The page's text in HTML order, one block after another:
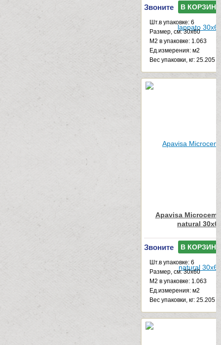
Звоните В КОРЗИНУ
Шт.в упаковке: 6
Размер, см: 30x60
М2 в упаковке: 1.063
Ед.измерения: м2
Веc упаковки, кг: 25.205
Apavisa
natural
Звоните В КОРЗИНУ
Шт.в упаковке: 6
Размер, см: 30x60
М2 в упаковке: 1.063
Ед.измерения: м2
Веc упаковки, кг: 25.205